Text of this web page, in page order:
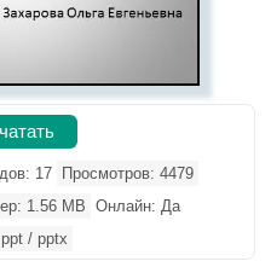
17
Просмотров: 4479
1.56 MB Онлайн: Да
/ pptx